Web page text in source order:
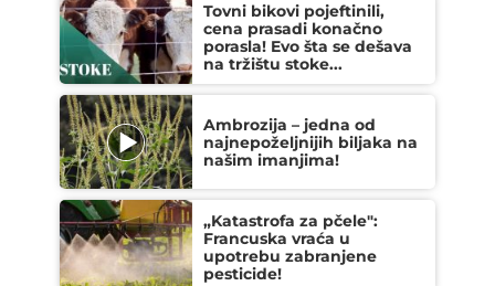
Tovni bikovi pojeftinili,
cena prasadi konačno
porasla! Evo šta se dešava
na tržištu stoke...
Ambrozija – jedna od
najnepoželjnijih biljaka na
našim imanjima!
„Katastrofa za pčele":
Francuska vraća u
upotrebu zabranjene
pesticide!